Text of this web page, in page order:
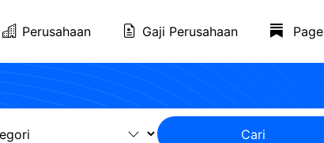
Perusahaan Gaji Perusahaan Page
Cari